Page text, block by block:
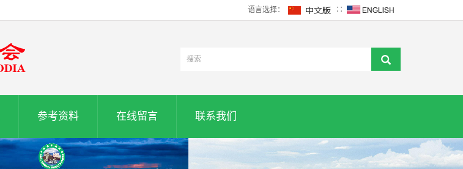
语言选择： ∷
参考资料 在线留言 联系我们